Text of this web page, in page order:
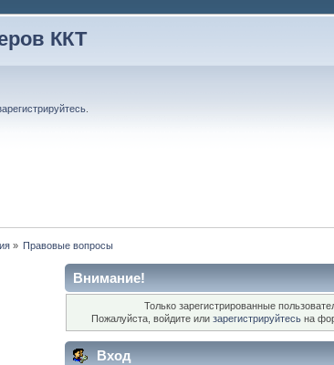
ККТ
.
» Правовые вопросы
Внимание!
Только зарегистрированные
Пожалуйста, войдите илизарегистрируйтесь на
Вход